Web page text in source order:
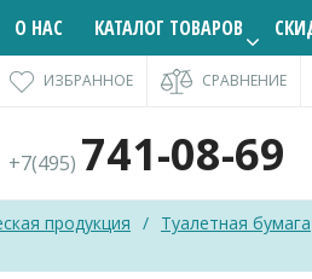
О НАС КАТАЛОГ ТОВАРОВ
ИЗБРАННОЕ СРАВНЕНИЕ
+7(495) 741-08-69
продукция / Туалетная бумага